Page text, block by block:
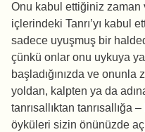
Onu kabul ettiğiniz zaman
içlerindeki Tanrı’yı kabul
sadece uyuşmuş bir
çünkü onlar onu uykuya
başladığınızda ve
yoldan, kalpten ya da
tanrısallıktan tanrısallığa
öyküleri sizin önünüzde